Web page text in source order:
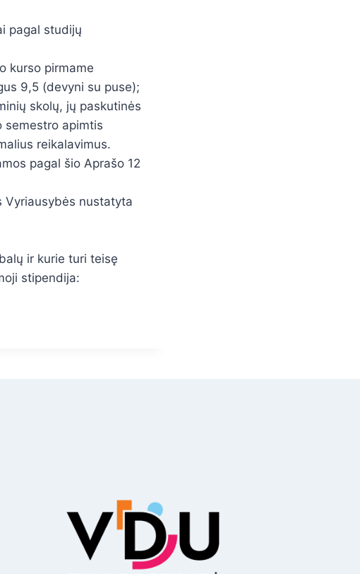
pagal studijų
kurso pirmame
9,5 (devyni su puse);
skolų, jų paskutinės
semestro apimtis
reikalavimus.
pagal šio Aprašo 12
Vyriausybės nustatyta
ir kurie turi teisę
stipendija: